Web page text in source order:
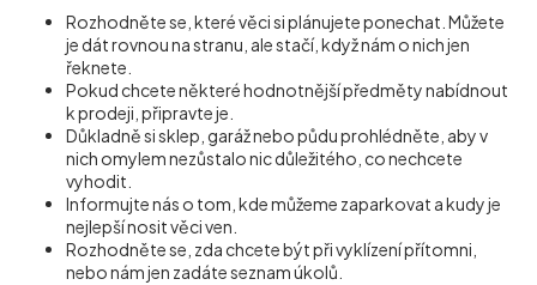
Rozhodněte se, které věci si plánujete ponechat. Můžete
je dát rovnou na stranu, ale stačí, když nám o nich jen
řeknete.
Pokud chcete některé hodnotnější předměty nabídnout
k prodeji, připravte je.
Důkladně si sklep, garáž nebo půdu prohlédněte, aby v
nich omylem nezůstalo nic důležitého, co nechcete
vyhodit.
Informujte nás o tom, kde můžeme zaparkovat a kudy je
nejlepší nosit věci ven.
Rozhodněte se, zda chcete být při vyklízení přítomni,
nebo nám jen zadáte seznam úkolů.